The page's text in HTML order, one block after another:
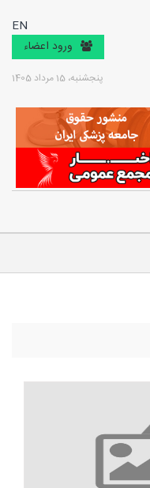
EN
ورود اعضاء
پنجشنبه، 15 مرداد 1405